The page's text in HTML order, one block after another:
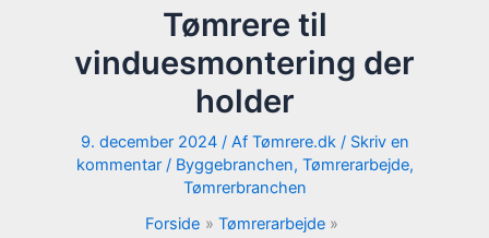
Tømrere til
vinduesmontering der
holder
9. december 2024 / Af Tømrere.dk / Skriv en
kommentar / Byggebranchen, Tømrerarbejde,
Tømrerbranchen
Forside
Tømrerarbejde